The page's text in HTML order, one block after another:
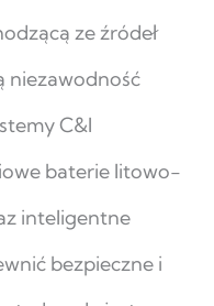
ze źródeł
niezawodność
C&I
baterie litowo-
inteligentne
bezpieczne i